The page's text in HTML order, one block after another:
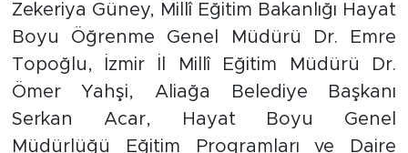
Zekeriya Güney, Millî Eğitim Bakanlığı Hayat
Boyu Öğrenme Genel Müdürü Dr. Emre
Topoğlu, İzmir İl Millî Eğitim Müdürü Dr.
Ömer Yahşi, Aliağa Belediye Başkanı
Serkan Acar, Hayat Boyu Genel
Müdürlüğü Eğitim Programları ve Daire